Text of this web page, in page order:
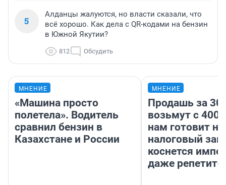
5
Алданцы жалуются, но власти сказали, что
всё хорошо. Как дела с QR-кодами на бензин
в Южной Якутии?
812 Обсудить
МНЕНИЕ
«Машина просто
полетела». Водитель
сравнил бензин в
Казахстане и России
МНЕНИЕ
Продашь за
возьмут с
нам готовит
налоговый
коснется
даже